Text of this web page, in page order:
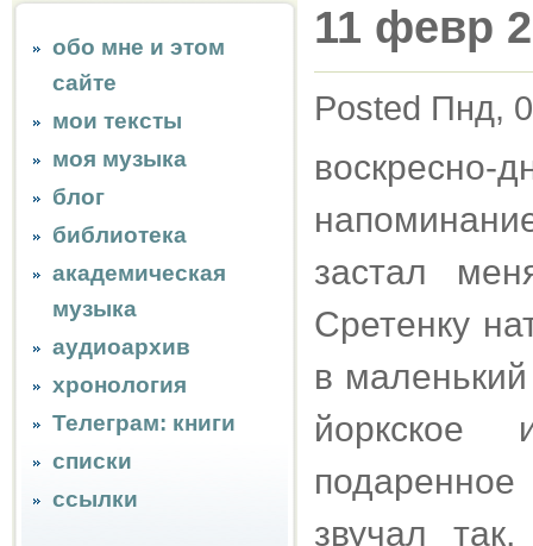
обо мне и этом
сайте
мои тексты
моя музыка
блог
библиотека
академическая
музыка
аудиоархив
хронология
Телеграм: книги
списки
ссылки
11 февр
Posted Пнд,
застал
Сретенку
в
йоркское
звучал